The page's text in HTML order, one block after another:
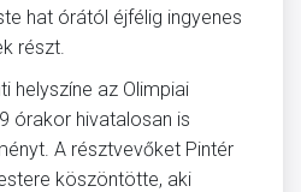
hat órától éjfélig ingyenes
részt.
helyszíne az Olimpiai
órakor hivatalosan is
A résztvevőket Pintér
köszöntötte, aki